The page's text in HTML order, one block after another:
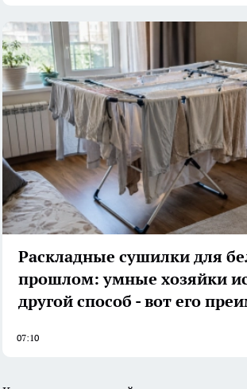
Раскладные сушилки для
прошлом: умные хозяйки
другой способ - вот его
07:10